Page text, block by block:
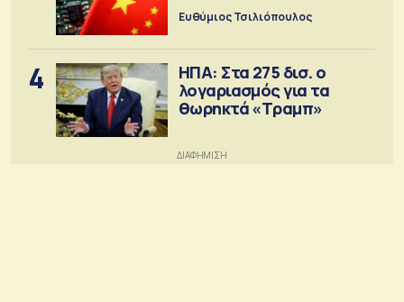
Ευθύμιος Τσιλιόπουλος
4
ΗΠΑ: Στα 275 δισ. ο
λογαριασμός για τα
θωρηκτά «Τραμπ»